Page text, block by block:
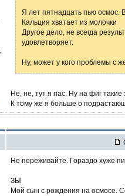
Я лет пятнадцать пью осмос.
Кальция хватает из молочки
Другое дело, не всегда
удовлетворяет.
Ну, может у кого проблемы с
Не, не, тут я пас. Ну на фиг такие
К тому же я больше о
Не переживайте. Гораздо хуже
ЗЫ
Мой сын с рождения на осмосе.